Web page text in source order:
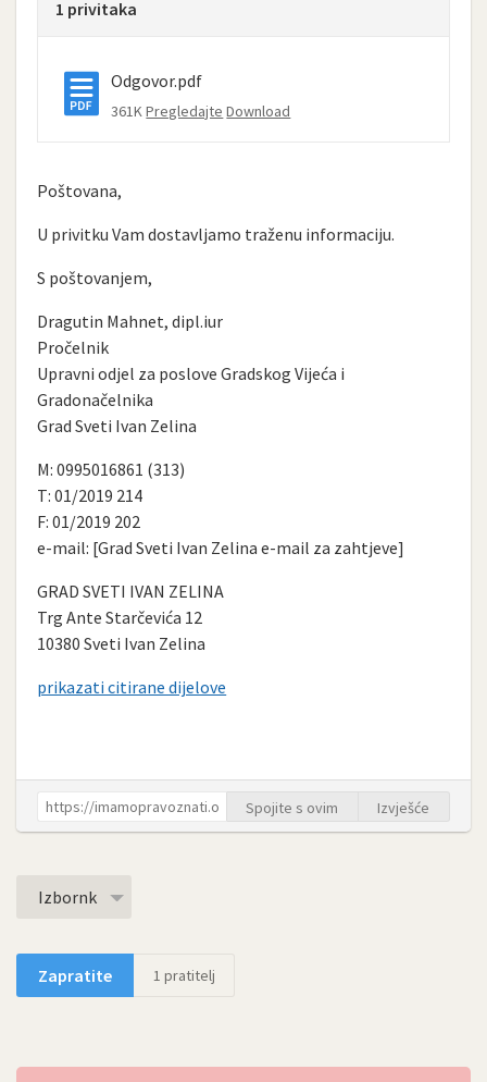
1 privitaka
Odgovor.pdf
361KPregledajte Download
Poštovana,
U privitku Vam dostavljamo traženu informaciju.
S poštovanjem,
Dragutin Mahnet, dipl.iur
Pročelnik
Upravni odjel za poslove Gradskog Vijeća i
Gradonačelnika
Grad Sveti Ivan Zelina
M: 0995016861 (313)
T: 01/2019 214
F: 01/2019 202
e-mail: [Grad Sveti Ivan Zelina e-mail za zahtjeve]
GRAD SVETI IVAN ZELINA
Trg Ante Starčevića 12
10380 Sveti Ivan Zelina
prikazati citirane dijelove
Spojite s ovim Izvješće
Izbornk
Zapratite 1 pratitelj